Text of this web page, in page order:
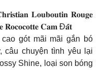
𝐋𝐨𝐮𝐛𝐨𝐮𝐭𝐢𝐧 𝐑𝐨𝐮𝐠𝐞
𝐑𝐨𝐜𝐨𝐜𝐨𝐭𝐭𝐞 𝐂𝐚𝐦 Đ𝐚̂́𝐭
gót mãi mãi gắn bó
câu chuyện tình yêu lại
Shine, loại son bóng